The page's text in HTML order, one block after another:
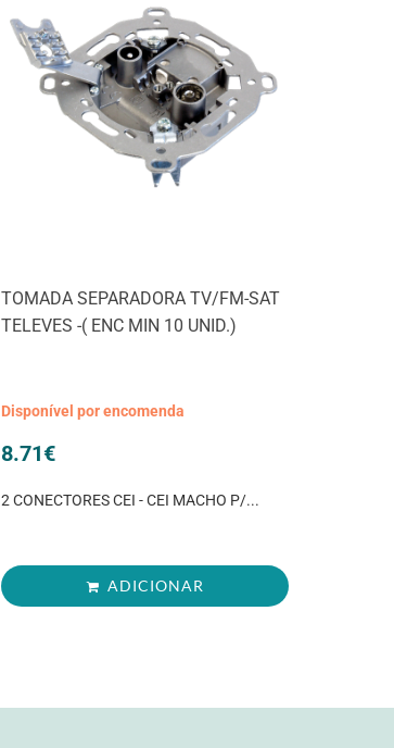
TOMADA SEPARADORA TV/FM-SAT
TELEVES -( ENC MIN 10 UNID.)
Disponível por encomenda
8.71€
2 CONECTORES CEI - CEI MACHO P/...
ADICIONAR